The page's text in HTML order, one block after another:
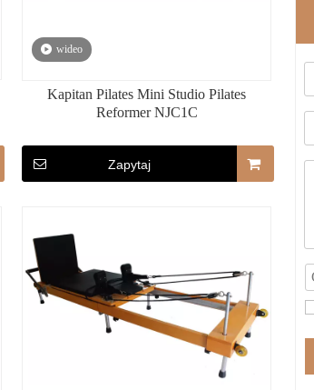
wideo
Kapitan Pilates Mini Studio Pilates
Reformer NJC1C
Zapytaj